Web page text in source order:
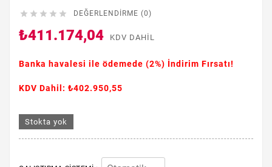
     DEĞERLENDIRME (0)
₺411.174,04 KDV DAHIL
Banka havalesi ile ödemede (2%) İndirim Fırsatı!
KDV Dahil: ₺402.950,55
Stokta yok